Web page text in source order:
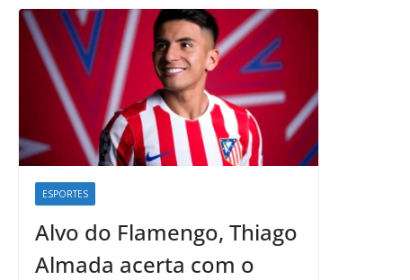
ESPORTES
Alvo do Flamengo, Thiago
Almada acerta com o